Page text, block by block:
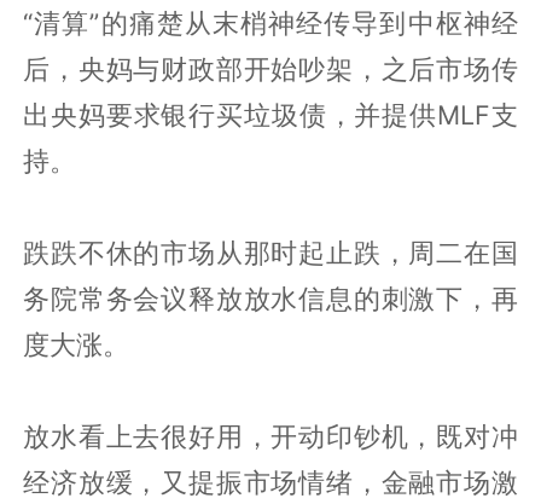
“清算”的痛楚从末梢神经传导到中枢神经
后，央妈与财政部开始吵架，之后市场传
出央妈要求银行买垃圾债，并提供MLF支
持。
跌跌不休的市场从那时起止跌，周二在国
务院常务会议释放放水信息的刺激下，再
度大涨。
放水看上去很好用，开动印钞机，既对冲
经济放缓，又提振市场情绪，金融市场激